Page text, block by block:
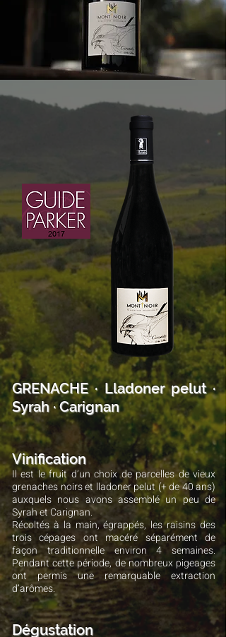
GRENACHE · Lladoner pelut ·
Syrah · Carignan
Vinification
Il est le fruit d’un choix de parcelles de vieux
grenaches noirs et lladoner pelut (+ de 40 ans)
auxquels nous avons assemblé un peu de
Syrah et Carignan.
Récoltés à la main, égrappés, les raisins des
trois cépages ont macéré séparément de
façon traditionnelle environ 4 semaines.
Pendant cette période, de nombreux pigeages
ont permis une remarquable extraction
d’arômes.
Dégustation